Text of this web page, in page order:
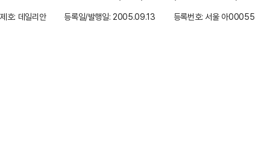
제호: 데일리안
등록일/발행일: 2005.09.13 등록번호: 서울 아00055